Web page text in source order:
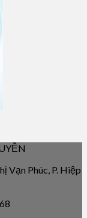
Vạn Phúc, P. Hiệp